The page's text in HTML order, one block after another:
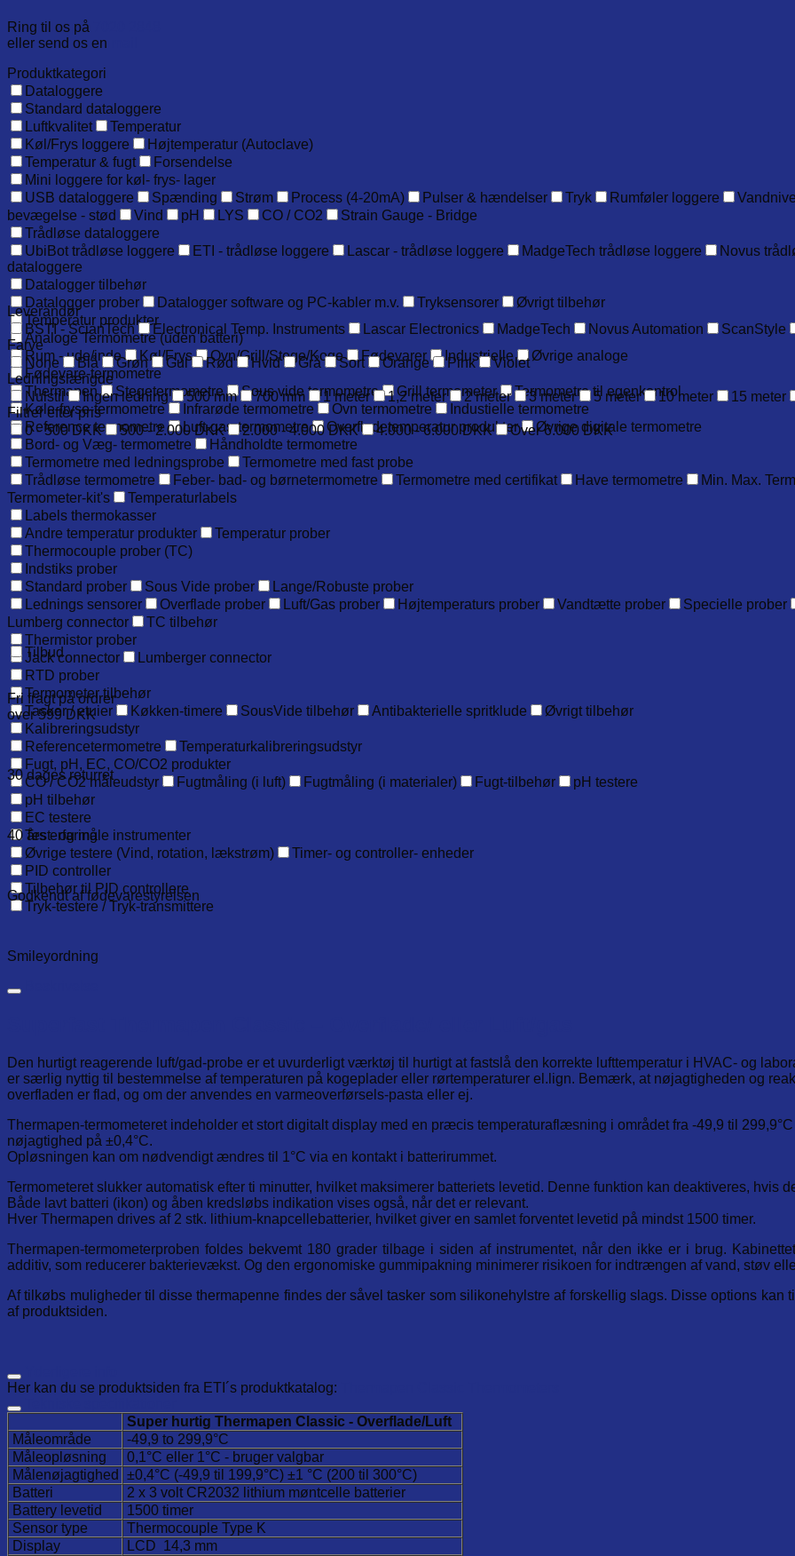
inkl.
kalibreringscertifikat.
Ring til os på
eller send os en
Produktkategori
Dataloggere
Standard dataloggere
Luftkvalitet
Temperatur
Køl/Frys loggere
Højtemperatur (Autoclave)
Temperatur & fugt
Forsendelse
Mini loggere for køl- frys- lager
USB dataloggere
Spænding Strøm Process (4-20mA) Pulser & hændelser Tryk Rumføler loggere
bevægelse - stød
Vind pH LYS CO / CO2
Strain Gauge - Bridge
Trådløse dataloggere
UbiBot trådløse loggere
ETI - trådløse loggere Lascar - trådløse loggere MadgeTech trådløse loggere Novus
dataloggere
Datalogger tilbehør
Datalogger prober
Datalogger software og PC-kabler m.v. Tryksensorer
Øvrigt tilbehør
Temperatur produkter
Analoge Termometre (uden batteri)
Rum - ude/inde
Køl/Frys Ovn/Grill/Stege/Koge Fødevarer Industrielle
Øvrige analoge
Fødevare-termometre
Thermapen
Stegetermometre Sous vide termometre Grill termometer
Termometre til egenkontrol
Køle-fryse-termometre
Infrarøde termometre Ovn termometre
Industielle termometre
Reference termometre
Luft-gas-termometre Overfladetemperatur produkter
Øvrige digitale termometre
Bord- og Væg- termometre
Håndholdte termometre
Termometre med ledningsprobe
Termometre med fast probe
Trådløse termometre
Feber- bad- og børnetermometre Termometre med certifikat Have termometre Min. Max.
Termometer-kit's
Temperaturlabels
Labels thermokasser
Andre temperatur produkter
Temperatur prober
Thermocouple prober (TC)
Indstiks prober
Standard prober
Sous Vide prober
Lange/Robuste prober
Lednings sensorer
Overflade prober Luft/Gas prober Højtemperaturs prober Vandtætte prober Specielle prober
Lumberg connector
TC tilbehør
Thermistor prober
Jack connector
Lumberger connector
RTD prober
Termometer tilbehør
Tasker / etuier
Køkken-timere SousVide tilbehør Antibakterielle spritklude
Øvrigt tilbehør
Kalibreringsudstyr
Referencetermometre
Temperaturkalibreringsudstyr
Fugt, pH, EC, CO/CO2 produkter
CO / CO2 måleudstyr
Fugtmåling (i luft) Fugtmåling (i materialer) Fugt-tilbehør
pH testere
pH tilbehør
EC testere
Test- og måle instrumenter
Øvrige testere (Vind, rotation, lækstrøm)
Timer- og controller- enheder
PID controller
Tilbehør til PID controllere
Tryk-testere / Tryk-transmittere
Leverandør
BSTI - ScianTech
Electronical Temp. Instruments Lascar Electronics MadgeTech Novus Automation ScanStyle
Farve
None
Blå Grøn Gul Rød Hvid Grå Sort Orange Pink
Violet
Ledningslængde
Nulstil
Ingen ledning 500 mm 700 mm 1 meter 1,2 meter 2 meter 3 meter 5 meter 10 meter 15 meter
Filtrer efter pris
0 - 500 DKK
500 - 2.000 DKK 2.000 - 4.000 DKK 4.000 - 6.000 DKK Over 6.000 DKK
Tilbud
Fri fragt på ordrer
over 599 DKK
30 dages returret
40 års erfaring
Godkendt af fødevarestyrelsen
Smileyordning
Den hurtigt reagerende luft/gad-probe er et uvurderligt værktøj til hurtigt at fastslå den korrekte lufttemperatur i HVAC- og
er særlig nyttig til bestemmelse af temperaturen på kogeplader eller rørtemperaturer el.lign. Bemærk, at nøjagtigheden og
overfladen er flad, og om der anvendes en varmeoverførsels-pasta eller ej.
Thermapen-termometeret indeholder et stort digitalt display med en præcis temperaturaflæsning i området fra -49,9 til
nøjagtighed på ±0,4°C.
Opløsningen kan om nødvendigt ændres til 1°C via en kontakt i batterirummet.
Termometeret slukker automatisk efter ti minutter, hvilket maksimerer batteriets levetid. Denne funktion kan deaktiveres, hvis
Både lavt batteri (ikon) og åben kredsløbs indikation vises også, når det er relevant.
Hver Thermapen drives af 2 stk. lithium-knapcellebatterier, hvilket giver en samlet forventet levetid på mindst 1500 timer.
Thermapen-termometerproben foldes bekvemt 180 grader tilbage i siden af instrumentet, når den ikke er i brug.
additiv, som reducerer bakterievækst. Og den ergonomiske gummipakning minimerer risikoen for indtrængen af vand, støv
Af tilkøbs muligheder til disse thermapenne findes der såvel tasker som silikonehylstre af forskellig slags. Disse options kan
af produktsiden.
Her kan du se produktsiden fra ETI´s produktkatalog:
Super hurtig Thermapen Classic - Overflade/Luft
Måleområde
-49,9 to 299,9°C
Måleopløsning
0,1°C eller 1°C - bruger valgbar
Målenøjagtighed
±0,4°C (-49,9 til 199,9°C) ±1 °C (200 til 300°C)
Batteri
2 x 3 volt CR2032 lithium møntcelle batterier
Battery levetid
1500 timer
Sensor type
Thermocouple Type K
Display
LCD 14,3 mm